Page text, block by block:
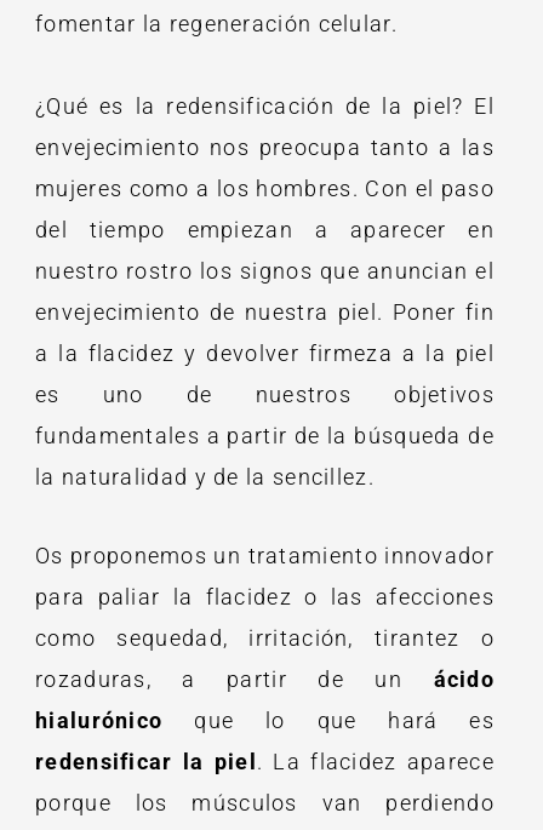
fomentar la regeneración celular.
¿Qué es la redensificación de la piel? El
envejecimiento nos preocupa tanto a las
mujeres como a los hombres. Con el paso
del tiempo empiezan a aparecer en
nuestro rostro los signos que anuncian el
envejecimiento de nuestra piel. Poner fin
a la flacidez y devolver firmeza a la piel
es uno de nuestros objetivos
fundamentales a partir de la búsqueda de
la naturalidad y de la sencillez.
Os proponemos un tratamiento innovador
para paliar la flacidez o las afecciones
como sequedad, irritación, tirantez o
rozaduras, a partir de un ácido
hialurónico que lo que hará es
redensificar la piel . La flacidez aparece
porque los músculos van perdiendo